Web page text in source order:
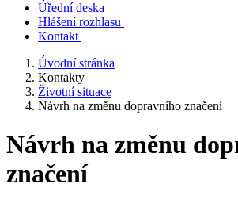
Úřední deska
Hlášení rozhlasu
Kontakt
Úvodní stránka
Kontakty
Životní situace
Návrh na změnu dopravního značení
Návrh na změnu
značení